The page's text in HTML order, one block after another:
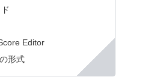
Editor
形式